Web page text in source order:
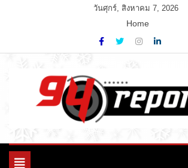
วันศุกร์, สิงหาคม 7, 2026
Home
94 Report.com
Variety News
Toggle